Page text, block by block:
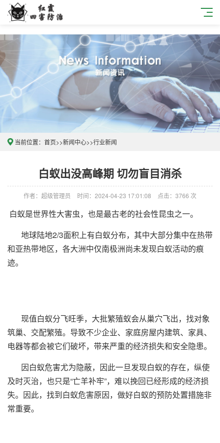
当前位置： 首页>>新闻中心>>行业新闻
白蚁出没高峰期 切勿盲目消杀
作者：超级管理员 时间：2024-04-23 17:01:08 点击：3766 次
白蚁是世界性大害虫，也是最古老的社会性昆虫之一。
地球陆地2/3面积上有白蚁分布，其中大部分集中在热带
和亚热带地区，各大洲中仅南极洲尚未发现白蚁活动的痕
迹。
现值白蚁分飞旺季，大批繁殖蚁会从巢穴飞出，找对象
筑巢、交配繁殖。导致不少企业、家庭房屋内建筑、家具、
电器等都会被它们破坏，带来严重的经济损失和安全隐患。
因白蚁危害尤为隐蔽，因此一旦发现白蚁的存在，纵使
及时灭治，也只是“亡羊补牢”，难以挽回已经形成的经济损
失。因此，找到白蚁危害原因，做好白蚁的预防处置措施非
常重要。